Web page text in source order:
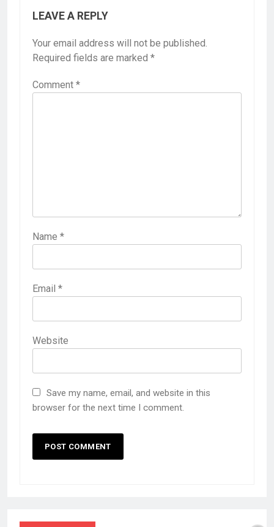
LEAVE A REPLY
Your email address will not be published.
Required fields are marked *
Comment *
Name *
Email *
Website
Save my name, email, and website in this
browser for the next time I comment.